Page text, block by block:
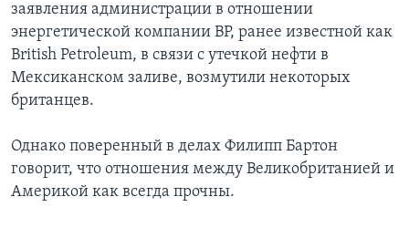
заявления администрации в отношении
энергетической компании ВР, ранее известной как
British Petroleum, в связи с утечкой нефти в
Мексиканском заливе, возмутили некоторых
британцев.
Однако поверенный в делах Филипп Бартон
говорит, что отношения между Великобританией и
Америкой как всегда прочны.